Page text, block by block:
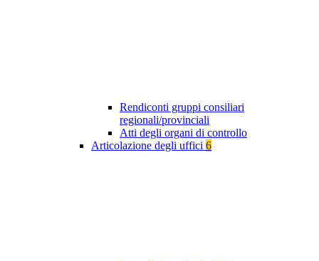
Rendiconti gruppi consiliari
regionali/provinciali
Atti degli organi di controllo
Articolazione degli uffici 6